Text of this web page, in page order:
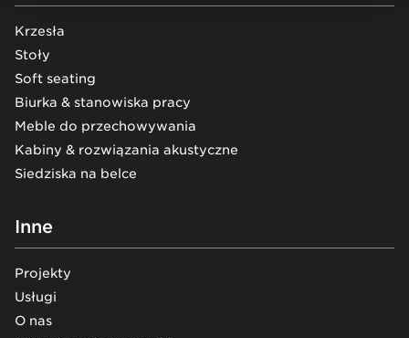
Krzesła
Stoły
Soft seating
Biurka & stanowiska pracy
Meble do przechowywania
Kabiny & rozwiązania akustyczne
Siedziska na belce
Inne
Projekty
Usługi
O nas